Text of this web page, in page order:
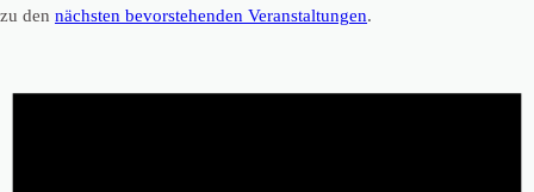
zu den nächsten bevorstehenden Veranstaltungen.